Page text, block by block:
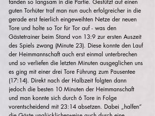
fanden so langsam in die Partie. Gestützt auf einen
guten Torhüter traf man nun auch erfolgreicher in die
gerade erst feierlich eingeweihten Netze der neuen
Tore und holte so Tor für Tor auf - was den
Gästetrainer beim Stand von 13:9 zur ersten Auszeit
des Spiels zwang (Minute 23). Diese konnte den Lauf
der Heimmannschaft auch erst einmal unterbrechen
und so verliefen die letzten Minuten ausgeglichen uns
es ging mit einer drei Tore Führung zum Pausentee
(17:14). Direkt nach der Halbzeit folgten dann
jedoch die besten 10 Minuten der Heimmanschaft
und man konnte sich durch 6 Tore in Folge
vorentscheidend mit 23:14 absetzen. Dabei „halfen“